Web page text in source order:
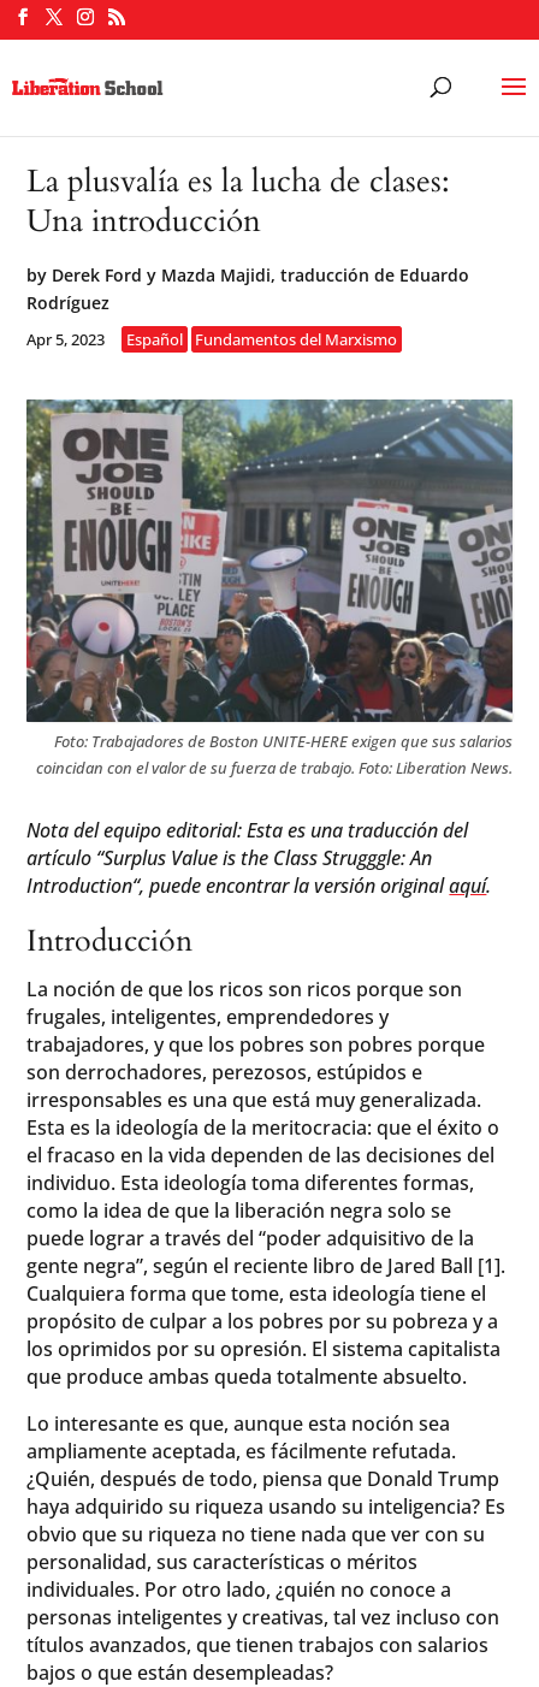
La plusvalía es la lucha de clases:
Una introducción
by Derek Ford y Mazda Majidi, traducción de Eduardo
Rodríguez
Apr 5, 2023 Español Fundamentos del Marxismo
Foto: Trabajadores de Boston UNITE-HERE exigen que sus salarios
coincidan con el valor de su fuerza de trabajo. Foto: Liberation News.
Nota del equipo editorial: Esta es una traducción del
artículo “Surplus Value is the Class Strugggle: An
Introduction“, puede encontrar la versión originalaquí.
Introducción
La noción de que los ricos son ricos porque son
frugales, inteligentes, emprendedores y
trabajadores, y que los pobres son pobres porque
son derrochadores, perezosos, estúpidos e
irresponsables es una que está muy generalizada.
Esta es la ideología de la meritocracia: que el éxito o
el fracaso en la vida dependen de las decisiones del
individuo. Esta ideología toma diferentes formas,
como la idea de que la liberación negra solo se
puede lograr a través del “poder adquisitivo de la
gente negra”, según el reciente libro de Jared Ball [1].
Cualquiera forma que tome, esta ideología tiene el
propósito de culpar a los pobres por su pobreza y a
los oprimidos por su opresión. El sistema capitalista
que produce ambas queda totalmente absuelto.
Lo interesante es que, aunque esta noción sea
ampliamente aceptada, es fácilmente refutada.
¿Quién, después de todo, piensa que Donald Trump
haya adquirido su riqueza usando su inteligencia? Es
obvio que su riqueza no tiene nada que ver con su
personalidad, sus características o méritos
individuales. Por otro lado, ¿quién no conoce a
personas inteligentes y creativas, tal vez incluso con
títulos avanzados, que tienen trabajos con salarios
bajos o que están desempleadas?